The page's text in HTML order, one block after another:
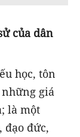
của dân
học, tôn
giá
là một
đạo đức,